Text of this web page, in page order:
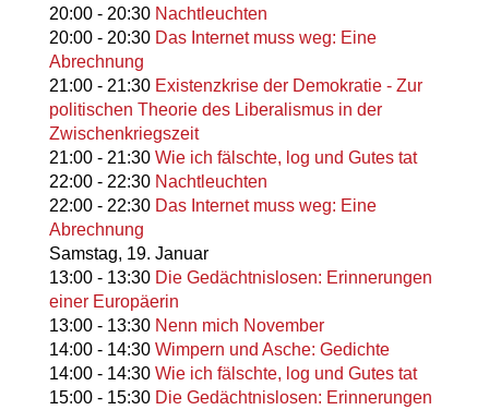
20:00- 20:30 Nachtleuchten
20:00- 20:30 Das Internet muss weg: Eine
Abrechnung
21:00- 21:30 Existenzkrise der Demokratie - Zur
politischen Theorie des Liberalismus in der
Zwischenkriegszeit
21:00- 21:30 Wie ich fälschte, log und Gutes tat
22:00- 22:30 Nachtleuchten
22:00- 22:30 Das Internet muss weg: Eine
Abrechnung
Samstag, 19. Januar
13:00- 13:30 Die Gedächtnislosen: Erinnerungen
einer Europäerin
13:00- 13:30 Nenn mich November
14:00- 14:30 Wimpern und Asche: Gedichte
14:00- 14:30 Wie ich fälschte, log und Gutes tat
15:00- 15:30 Die Gedächtnislosen: Erinnerungen